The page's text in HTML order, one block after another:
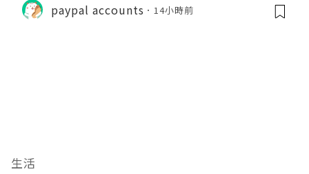
paypal accounts 14小時前
生活